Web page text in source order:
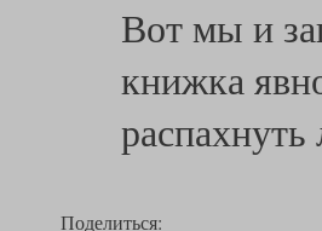
Вот мы и
книжка
распахнуть
Поделиться: